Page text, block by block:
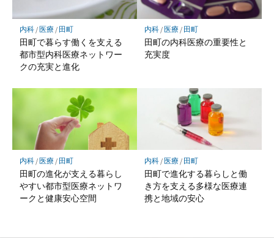
内科/医療/ 田町
田町で暮らす働くを支える
都市型内科医療ネットワー
クの充実と進化
内科/医療/ 田町
田町の内科医療の重要性と
充実度
内科/医療/ 田町
田町の進化が支える暮らし
やすい都市型医療ネットワ
ークと健康安心空間
内科/医療/ 田町
田町で進化する暮らしと働
き方を支える多様な医療連
携と地域の安心